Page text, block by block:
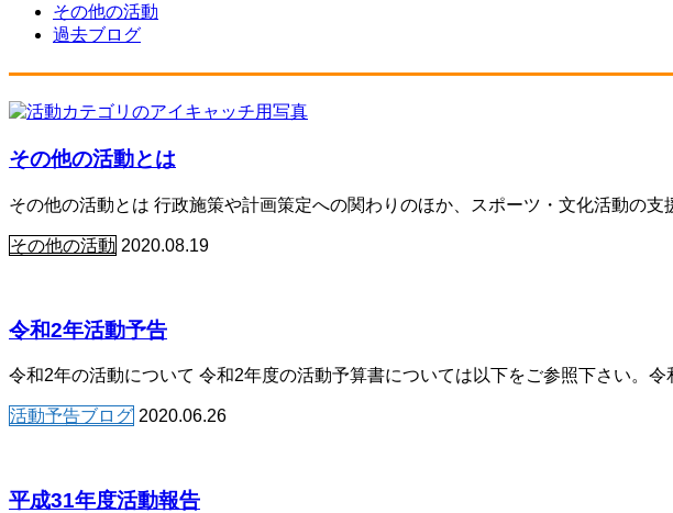
その他の活動
過去ブログ
その他の活動とは
その他の活動とは 行政施策や計画策定への関わりのほか、スポーツ・文化活動の支
その他の活動 2020.08.19
令和2年活動予告
令和2年の活動について 令和2年度の活動予算書については以下をご参照下さい。
活動予告ブログ 2020.06.26
平成31年度活動報告